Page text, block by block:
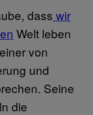
dass wir
Welt leben
von
und
Seine
die